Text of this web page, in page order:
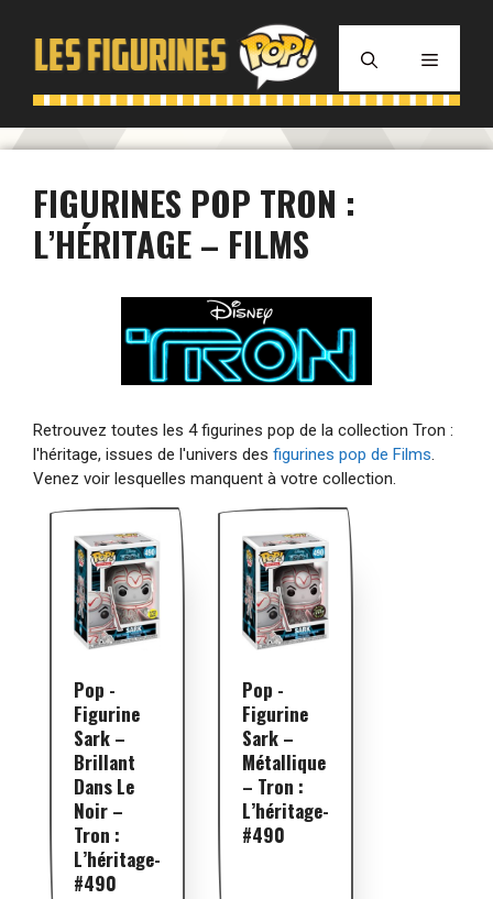
contenu
MENU
FIGURINES POP TRON :
L’HÉRITAGE – FILMS
Retrouvez toutes les 4 figurines pop de la collection Tron :
l'héritage, issues de l'univers des figurines pop de Films.
Venez voir lesquelles manquent à votre collection.
Pop -
Figurine
Sark –
Brillant
Dans Le
Noir –
Tron :
L’héritage-
#490
Pop -
Figurine
Sark –
Métallique
– Tron :
L’héritage-
#490